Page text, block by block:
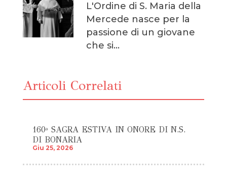
L'Ordine di S. Maria della
Mercede nasce per la
passione di un giovane
che si…
Articoli Correlati
160ª SAGRA ESTIVA IN ONORE DI N.S.
DI BONARIA
Giu 25, 2026